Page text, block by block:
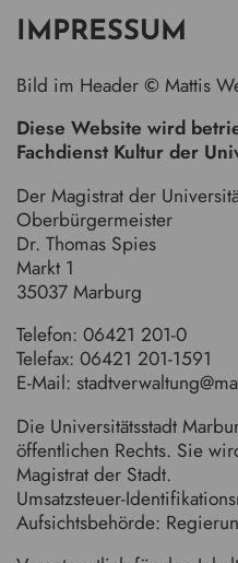
IMPRESSUM
Bild im Header© Mattis
Diese Website wird
Fachdienst Kultur der
Der Magistrat der
Oberbürgermeister
Dr. Thomas Spies
Markt 1
35037 Marburg
Telefon: 06421 201-0
Telefax: 06421 201-1591
E-Mail:
Die Universitätsstadt
öffentlichen Rechts. Sie
Magistrat der Stadt.
Umsatzsteuer-
Aufsichtsbehörde: